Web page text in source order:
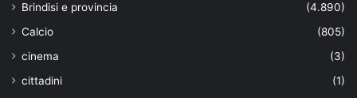
Brindisi e provincia
(4.890)
Calcio
(805)
cinema
(3)
cittadini
(1)